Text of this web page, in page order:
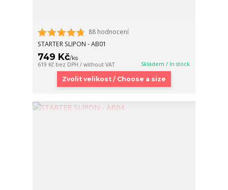
88 hodnocení
STARTER SLIPON - AB01
749 Kč/ks
619 Kč bez DPH / without VAT Skladem / In stock
Zvolit velikost / Choose a size